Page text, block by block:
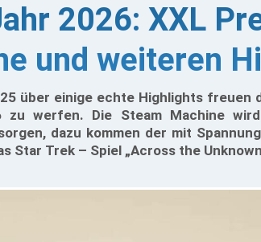
2026: XXL
und weiteren
über einige echte Highlights
zu werfen. Die Steam Machine
dazu kommen der mit
Star Trek – Spiel „Across the